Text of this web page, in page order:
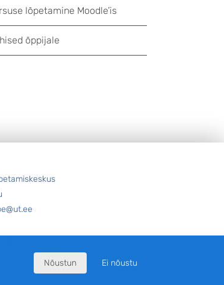
lõpetamine Moodle’is
õppijale
Nõustun Ei nõustu